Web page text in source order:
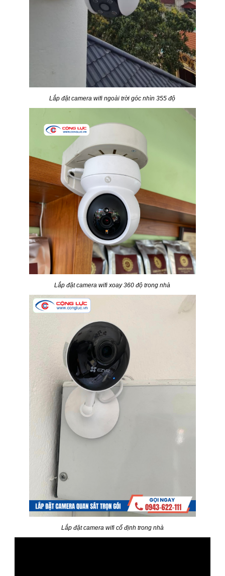
Lắp đặt camera wifi ngoài trời góc nhìn 355 độ
Lắp đặt camera wifi xoay 360 độ trong nhà
Lắp đặt camera wifi cố định trong nhà